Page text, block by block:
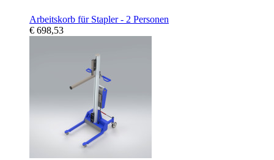
Arbeitskorb für Stapler - 2 Personen
€ 698,53